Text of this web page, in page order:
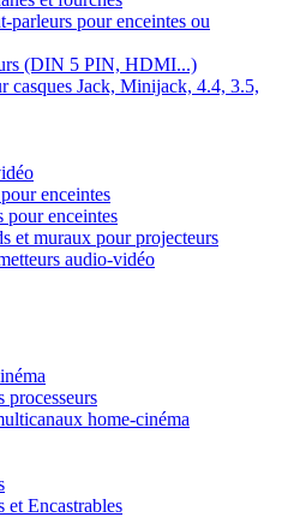
parleurs pour enceintes ou
(DIN 5 PIN, HDMI...)
casques Jack, Minijack, 4.4, 3.5,
enceintes
pour enceintes
et muraux pour projecteurs
audio-vidéo
processeurs
home-cinéma
et Encastrables